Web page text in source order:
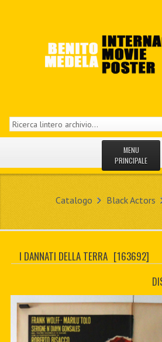
MENU
PRINCIPALE
IL MIO CONTO
CONTATTO
CUSTOM PDF
Catalogo Black Actors
I DANNATI DELLA TERRA [163692]